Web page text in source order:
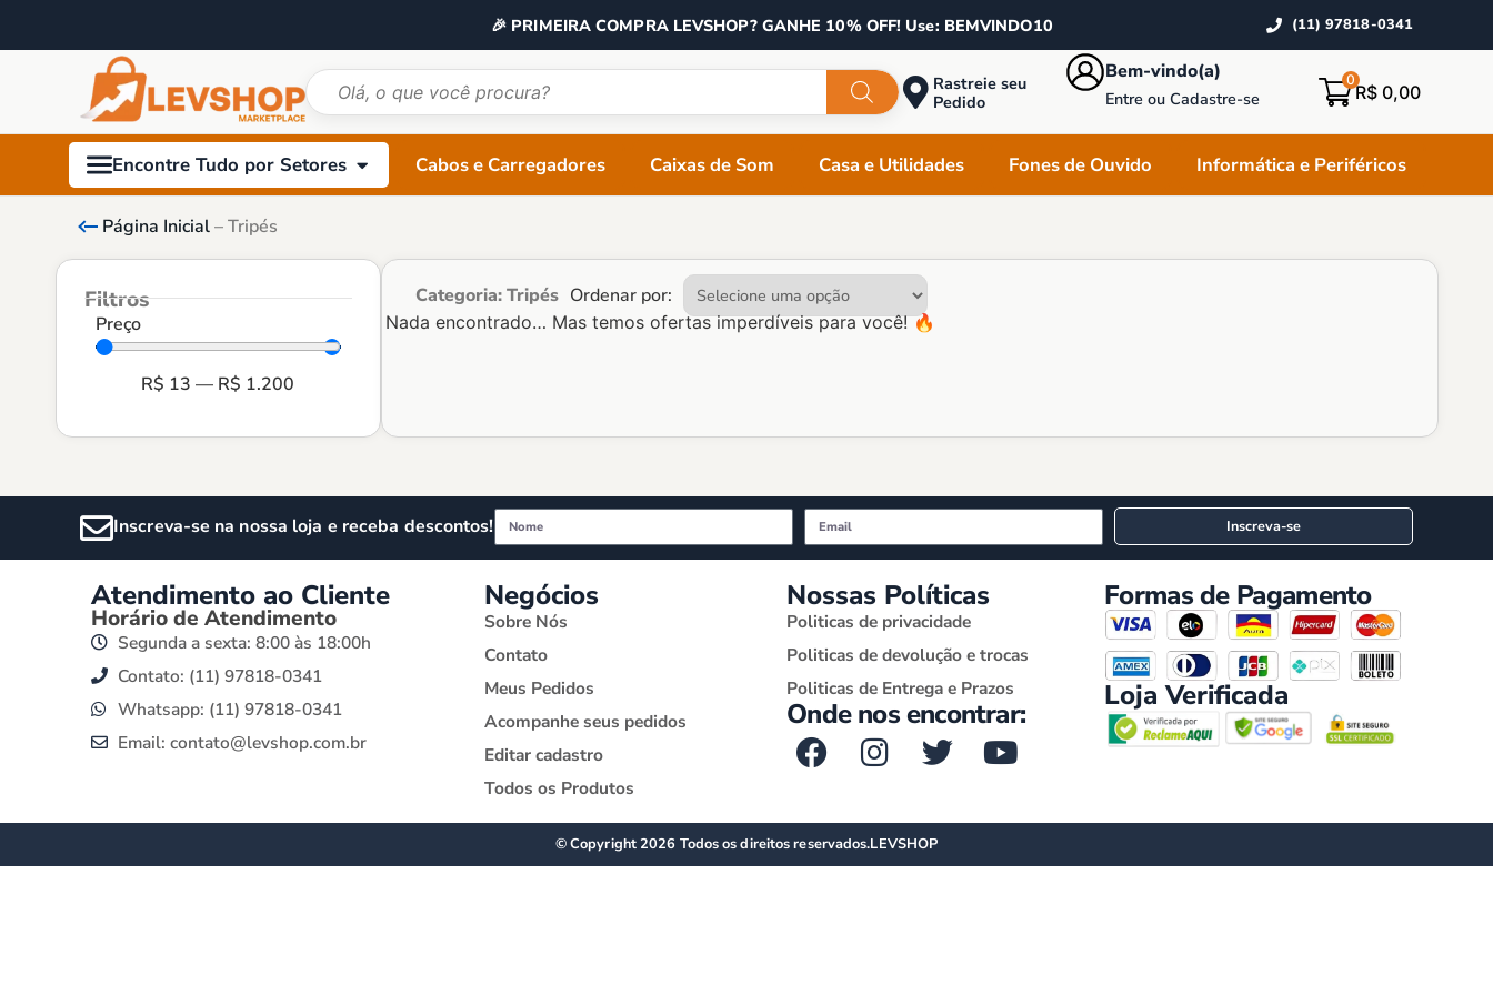
🎉 PRIMEIRA COMPRA LEVSHOP? GANHE 10% OFF! Use: BEMVINDO10 (11) 97818-0341
Rastreie seu
Pedido
Bem-vindo(a)
Entre ou Cadastre-se R$ 0,00
0
Encontre Tudo por Setores Cabos e Carregadores Caixas de Som Casa e Utilidades Fones de Ouvido Informática e Periféricos
Página Inicial–Tripés
Filtros
Preço
R$ 13— R$ 1.200
Categoria: Tripés Ordenar por:
Nada encontrado… Mas temos ofertas imperdíveis para você! 🔥
Inscreva-se na nossa loja e receba descontos! Inscreva-se
Atendimento ao Cliente
Horário de Atendimento
Segunda a sexta: 8:00 às 18:00h
Contato: (11) 97818-0341
Whatsapp: (11) 97818-0341
Email: contato@levshop.com.br
Negócios
Sobre Nós
Contato
Meus Pedidos
Acompanhe seus pedidos
Editar cadastro
Todos os Produtos
Nossas Políticas
Politicas de privacidade
Politicas de devolução e trocas
Politicas de Entrega e Prazos
Onde nos encontrar:
Formas de Pagamento
Loja Verificada
© Copyright 2026 Todos os direitos reservados.LEVSHOP